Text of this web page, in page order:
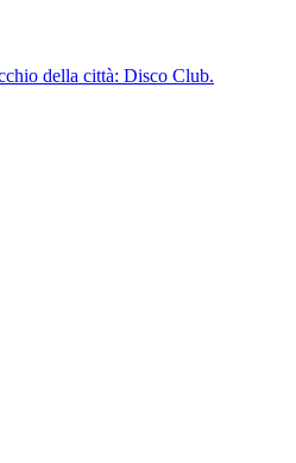
della città: Disco Club.